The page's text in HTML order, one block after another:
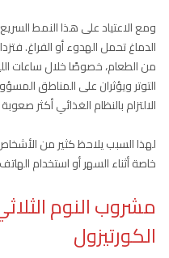
ومع الاعتياد على هذا النمط
الدماغ تحمل الهدوء أو الفراغ.
من الطعام، خصوصًا خلال ساعات
التوتر ويؤثران على المناطق
الالتزام بالنظام الغذائي أكثر
لهذا السبب يلاحظ كثير من الأشخاص
خاصة أثناء السهر أو استخدام
مشروب النوم
الكورتيزول